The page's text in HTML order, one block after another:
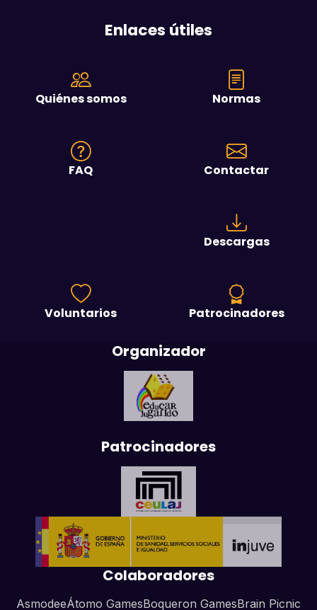
Enlaces útiles
Quiénes somos Normas
FAQ Contactar
Descargas
Voluntarios Patrocinadores
Organizador
Patrocinadores
Colaboradores
AsmodeeÁtomo GamesBoqueron GamesBrain Picnic